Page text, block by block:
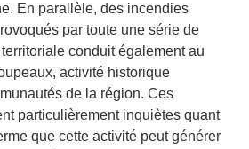
En parallèle, des incendies
par toute une série de
conduit également au
activité historique
de la région. Ces
particulièrement inquiètes quant
que cette activité peut générer